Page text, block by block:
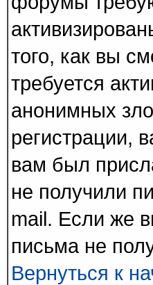
того, как вы
требуется
анонимных
регистрации,
вам был
не получили
mail. Если же
письма не
Вернуться к